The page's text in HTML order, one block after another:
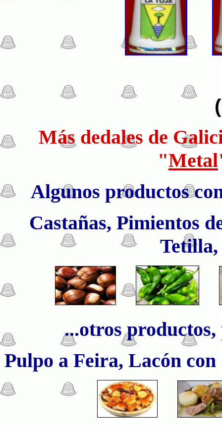
Más dedales de
"Metal
Algunos productos
Castañas, Pimientos
...otros
Pulpo a Feira, Lacón con